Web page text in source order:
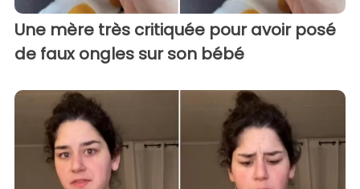
Une mère très critiquée pour avoir posé
de faux ongles sur son bébé